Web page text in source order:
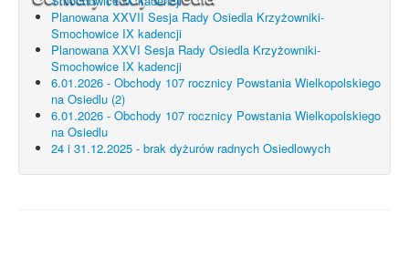
Planowana XXVII Sesja Rady Osiedla Krzyżowniki-
Smochowice IX kadencji
Planowana XXVI Sesja Rady Osiedla Krzyżowniki-
Smochowice IX kadencji
6.01.2026 - Obchody 107 rocznicy Powstania Wielkopolskiego
na Osiedlu (2)
6.01.2026 - Obchody 107 rocznicy Powstania Wielkopolskiego
na Osiedlu
24 i 31.12.2025 - brak dyżurów radnych Osiedlowych